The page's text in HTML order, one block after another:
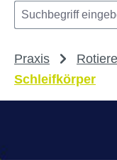
Praxis
Schleifkörper